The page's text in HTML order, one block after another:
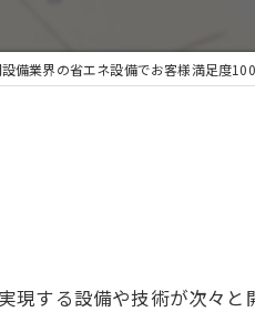
備業界の省エネ設備でお客様満足度
現する設備や技術が次々と